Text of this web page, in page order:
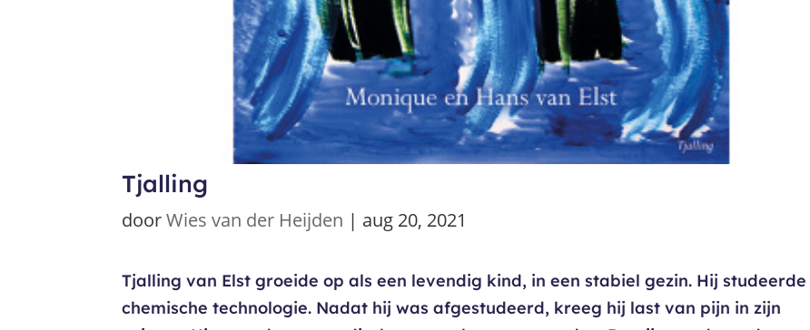
Tjalling
doorWies van der Heijden | aug 20, 2021
Tjalling van Elst groeide op als een levendig kind, in een stabiel gezin. Hij studeerde
chemische technologie. Nadat hij was afgestudeerd, kreeg hij last van pijn in zijn